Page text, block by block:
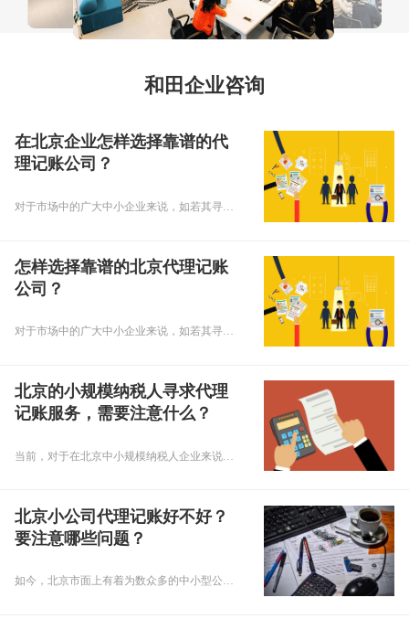
和田企业咨询
在北京企业怎样选择靠谱的代
理记账公司？
对于市场中的广大中小企业来说，如若其寻求第三方代理机构提供财税服务，那么代理记账公司的服务水平和服务质量将直接影响着企业的财税服务体验。所以，选择一个靠谱的代理记账公司对企业来说尤为重要，这对于北京地区的企业来说也是如此。那么，怎样选择靠谱的北京代理记账公司呢？接下来，小编来带您对此进行具体了解！
怎样选择靠谱的北京代理记账
公司？
对于市场中的广大中小企业来说，如若其寻求第三方代理机构提供财税服务，那么代理记账公司的服务水平和服务质量将直接影响着企业的财税服务体验。所以，选择一个靠谱的代理记账公司对企业来说尤为重要，这对于北京地区的企业来说也是如此。那么，怎样选择靠谱的北京代理记账公司呢？接下来，小编来带您对此进行具体了解！
北京的小规模纳税人寻求代理
记账服务，需要注意什么？
北京小公司代理记账好不好？
要注意哪些问题？
如今，北京市面上有着为数众多的中小型公司。而在这些公司经营期间，其大多需要根据有关部门的规定完成记账报税等工作。由此，很多小公司出于节约账务处理成本等方面的考虑，会选择将财务工作交给代理记账公司来“打理”。那么，北京小公司代理记账好不好？要注意哪些问题？下面小编来对此进行介绍！